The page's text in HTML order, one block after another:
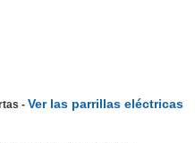
- Ver las parrillas eléctricas